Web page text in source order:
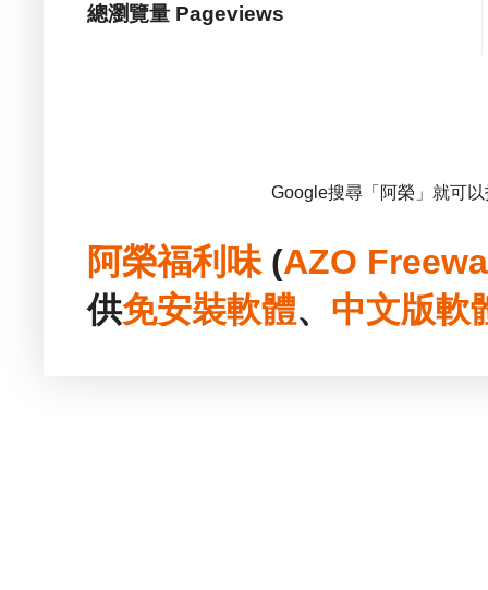
總瀏覽量 Pageviews
Google搜尋「阿榮」就可
阿榮福利味(AZO
供免安裝軟體、 中文版軟